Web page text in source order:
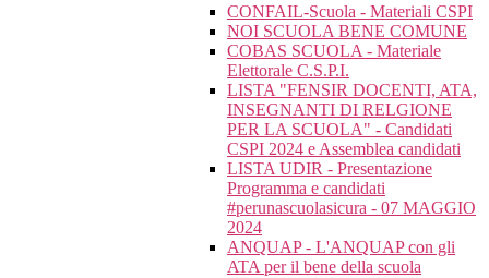
CONFAIL-Scuola - Materiali CSPI
NOI SCUOLA BENE COMUNE
COBAS SCUOLA - Materiale
Elettorale C.S.P.I.
LISTA "FENSIR DOCENTI, ATA,
INSEGNANTI DI RELGIONE
PER LA SCUOLA" - Candidati
CSPI 2024 e Assemblea candidati
LISTA UDIR - Presentazione
Programma e candidati
#perunascuolasicura - 07 MAGGIO
2024
ANQUAP - L'ANQUAP con gli
ATA per il bene della scuola